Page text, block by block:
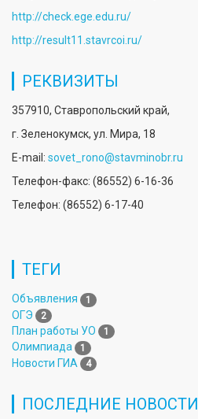
http://check.ege.edu.ru/
http://result11.stavrcoi.ru/
РЕКВИЗИТЫ
357910, Ставропольский край,
г. Зеленокумск, ул. Мира, 18
E-mail: sovet_rono@stavminobr.ru
Телефон-факс: (86552) 6-16-36
Телефон: (86552) 6-17-40
ТЕГИ
Объявления 1
ОГЭ 2
План работы УО 1
Олимпиада 1
Новости ГИА 4
ПОСЛЕДНИЕ НОВОСТИ